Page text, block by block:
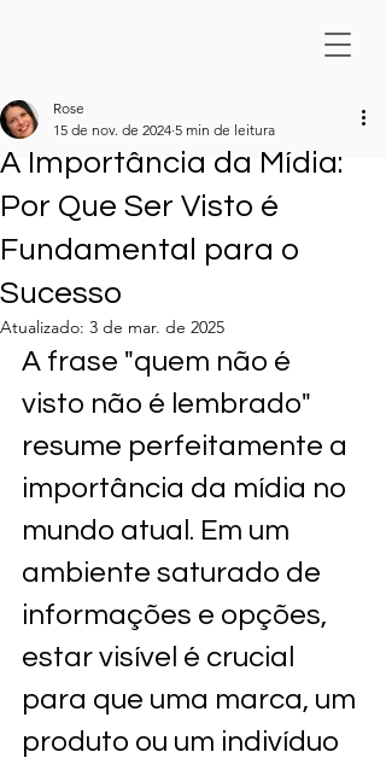
A Importância da Mídia:
Por Que Ser Visto é
Fundamental para o
Sucesso
Rose
15 de nov. de 2024 5 min de leitura
Atualizado: 3 de mar. de 2025
A frase "quem não é
visto não é lembrado"
resume perfeitamente a
importância da mídia no
mundo atual. Em um
ambiente saturado de
informações e opções,
estar visível é crucial
para que uma marca, um
produto ou um indivíduo